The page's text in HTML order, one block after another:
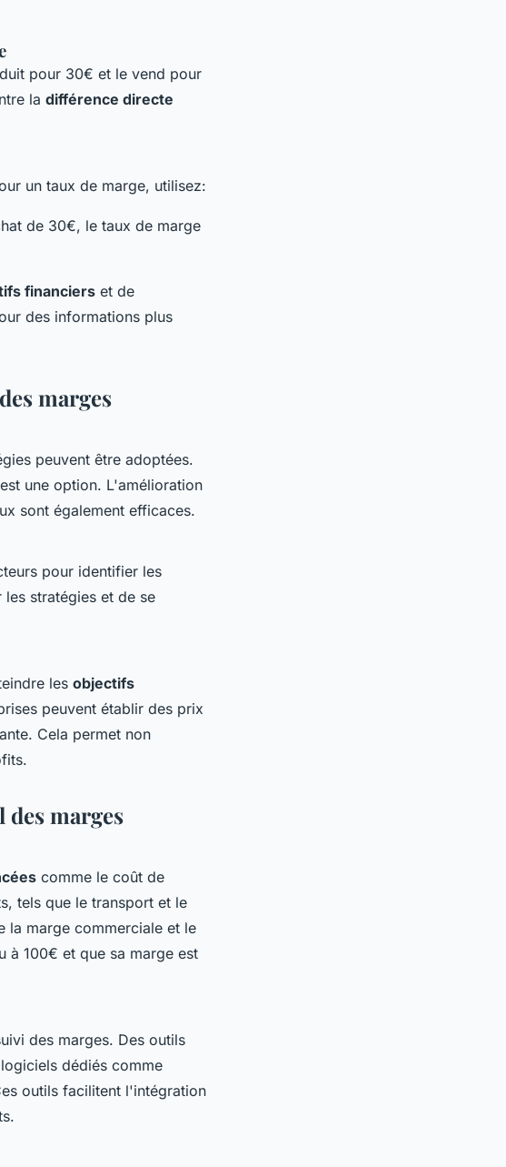
pour 30€ et le vend pour
la différence directe
un taux de marge, utilisez:
de 30€, le taux de marge
financiers et de
des informations plus
marges
peuvent être adoptées.
une option. L'amélioration
sont également efficaces.
pour identifier les
stratégies et de se
les objectifs
peuvent établir des prix
Cela permet non
des marges
comme le coût de
tels que le transport et le
la marge commerciale et le
à 100€ et que sa marge est
des marges. Des outils
dédiés comme
outils facilitent l'intégration